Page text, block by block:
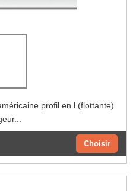
profil en l (flottante)
Choisir